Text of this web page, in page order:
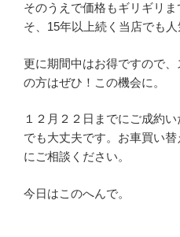
そのうえで価格もギリギリ
そ、15年以上続く当店でも人
更に期間中はお得ですので
の方はぜひ！この機会に。
１２月２２日までにご成約
でも大丈夫です。お車買い
にご相談ください。
今日はこのへんで。